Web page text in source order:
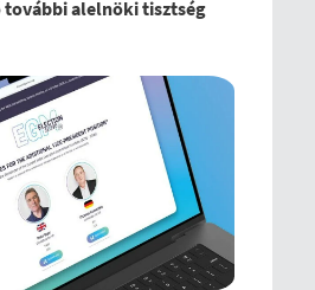
további alelnöki tisztség